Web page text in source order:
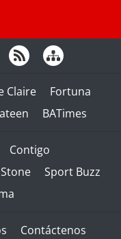
Claire
Fortuna
BATimes
Contigo
Sport Buzz
Contáctenos